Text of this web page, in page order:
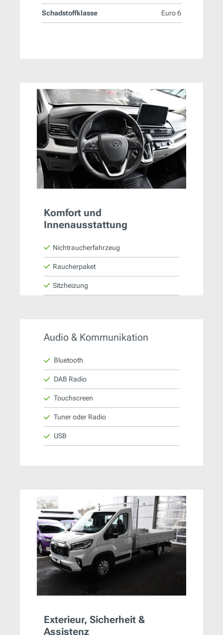
Schadstoffklasse Euro 6
Komfort und
Innenausstattung
Nichtraucherfahrzeug
Raucherpaket
Sitzheizung
Audio & Kommunikation
Bluetooth
DAB Radio
Touchscreen
Tuner oder Radio
USB
Exterieur, Sicherheit &
Assistenz